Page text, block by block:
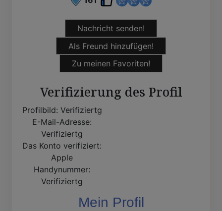
Nachricht senden!
Als Freund hinzufügen!
Zu meinen Favoriten!
Verifizierung des Profil
Profilbild: Verifiziertg
E-Mail-Adresse:
Verifiziertg
Das Konto verifiziert:
Apple
Handynummer:
Verifiziertg
Mein Profil